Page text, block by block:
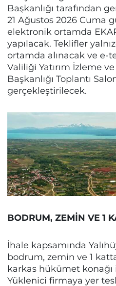
Başkanlığı tarafından
21 Ağustos 2026 Cuma
elektronik ortamda
yapılacak. Teklifler
ortamda alınacak ve e-
Valiliği Yatırım İzleme
Başkanlığı Toplantı
gerçekleştirilecek.
BODRUM, ZEMİN VE 1
İhale kapsamında
bodrum, zemin ve 1
karkas hükümet konağı
Yüklenici firmaya yer